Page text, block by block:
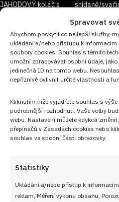
Spravovat
Abychom poskytli co nejlepší služby,
ukládání a/nebo přístupu k informacím
soubory cookies. Souhlas s těmito
umožní zpracovávat osobní údaje,
jedinečná ID na tomto webu.
nepříznivě ovlivnit určité vlastnosti a
Kliknutím níže vyjádřete souhlas s
podrobnější rozhodnutí. Vaše volby
webu. Nastavení můžete kdykoli
přepínačů v Zásadách cookies nebo
souhlas ve spodní části obrazovky.
Statistiky
Ukládání a/nebo přístup k
reklam, Měření výkonu obsahu,
NEZMEŠKEJTE ŽÁDNÝ
Pro odběr nových receptů
adresu
CHCI